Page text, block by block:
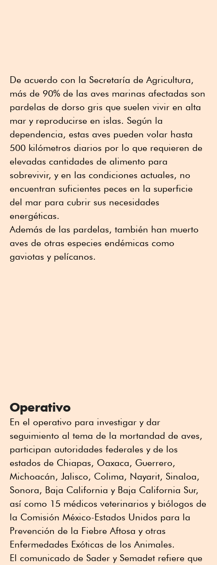
De acuerdo con la Secretaría de Agricultura,
más de 90% de las aves marinas afectadas son
pardelas de dorso gris que suelen vivir en alta
mar y reproducirse en islas. Según la
dependencia, estas aves pueden volar hasta
500 kilómetros diarios por lo que requieren de
elevadas cantidades de alimento para
sobrevivir, y en las condiciones actuales, no
encuentran suficientes peces en la superficie
del mar para cubrir sus necesidades
energéticas.
Además de las pardelas, también han muerto
aves de otras especies endémicas como
gaviotas y pelícanos.
Operativo
En el operativo para investigar y dar
seguimiento al tema de la mortandad de aves,
participan autoridades federales y de los
estados de Chiapas, Oaxaca, Guerrero,
Michoacán, Jalisco, Colima, Nayarit, Sinaloa,
Sonora, Baja California y Baja California Sur,
así como 15 médicos veterinarios y biólogos de
la Comisión México-Estados Unidos para la
Prevención de la Fiebre Aftosa y otras
Enfermedades Exóticas de los Animales.
El comunicado de Sader y Semadet refiere que